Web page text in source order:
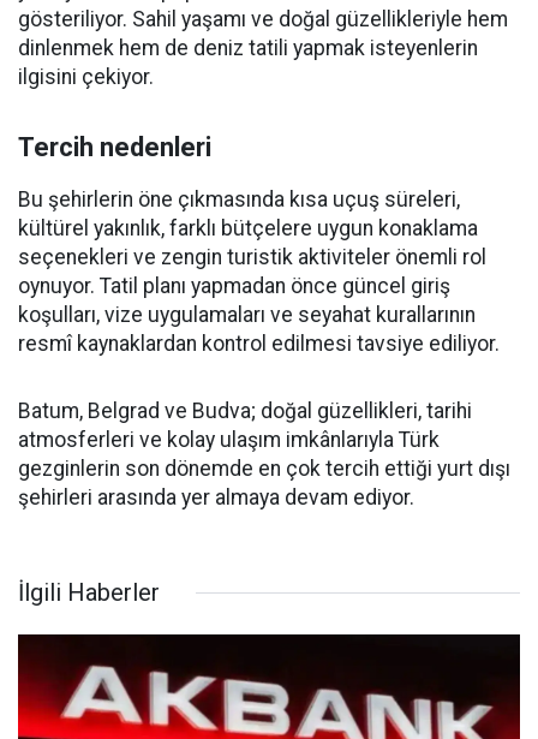
gösteriliyor. Sahil yaşamı ve doğal güzellikleriyle hem
dinlenmek hem de deniz tatili yapmak isteyenlerin
ilgisini çekiyor.
Tercih nedenleri
Bu şehirlerin öne çıkmasında kısa uçuş süreleri,
kültürel yakınlık, farklı bütçelere uygun konaklama
seçenekleri ve zengin turistik aktiviteler önemli rol
oynuyor. Tatil planı yapmadan önce güncel giriş
koşulları, vize uygulamaları ve seyahat kurallarının
resmî kaynaklardan kontrol edilmesi tavsiye ediliyor.
Batum, Belgrad ve Budva; doğal güzellikleri, tarihi
atmosferleri ve kolay ulaşım imkânlarıyla Türk
gezginlerin son dönemde en çok tercih ettiği yurt dışı
şehirleri arasında yer almaya devam ediyor.
İlgili Haberler